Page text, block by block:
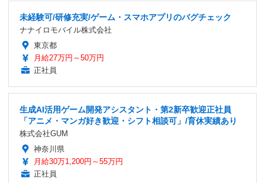
未経験可/研修充実/ゲーム・スマホアプリのバグチェック
ナナイロモバイル株式会社
東京都
月給27万円～50万円
正社員
生成AI活用ゲーム開発アシスタント・第2新卒歓迎正社員
「アニメ・マンガ好き歓迎・シフト相談可」/育休実績あり
株式会社GUM
神奈川県
月給30万1,200円～55万円
正社員